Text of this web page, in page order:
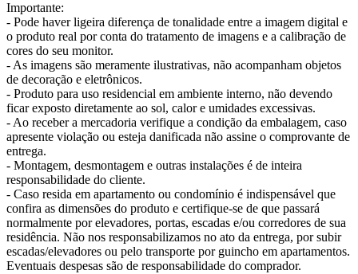
Importante:
- Pode haver ligeira diferença de tonalidade entre a imagem digital e
o produto real por conta do tratamento de imagens e a calibração de
cores do seu monitor.
- As imagens são meramente ilustrativas, não acompanham objetos
de decoração e eletrônicos.
- Produto para uso residencial em ambiente interno, não devendo
ficar exposto diretamente ao sol, calor e umidades excessivas.
- Ao receber a mercadoria verifique a condição da embalagem, caso
apresente violação ou esteja danificada não assine o comprovante de
entrega.
- Montagem, desmontagem e outras instalações é de inteira
responsabilidade do cliente.
- Caso resida em apartamento ou condomínio é indispensável que
confira as dimensões do produto e certifique-se de que passará
normalmente por elevadores, portas, escadas e/ou corredores de sua
residência. Não nos responsabilizamos no ato da entrega, por subir
escadas/elevadores ou pelo transporte por guincho em apartamentos.
Eventuais despesas são de responsabilidade do comprador.